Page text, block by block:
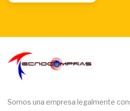
Somos una empresa legalmente